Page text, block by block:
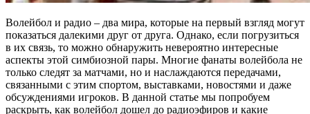
Волейбол и радио – два мира, которые на первый взгляд могут
показаться далекими друг от друга. Однако, если погрузиться
в их связь, то можно обнаружить невероятно интересные
аспекты этой симбиозной пары. Многие фанаты волейбола не
только следят за матчами, но и наслаждаются передачами,
связанными с этим спортом, выставками, новостями и даже
обсуждениями игроков. В данной статье мы попробуем
раскрыть, как волейбол дошел до радиоэфиров и какие